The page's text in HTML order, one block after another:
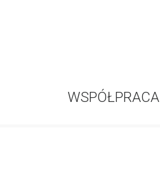
WSPÓŁPRACA